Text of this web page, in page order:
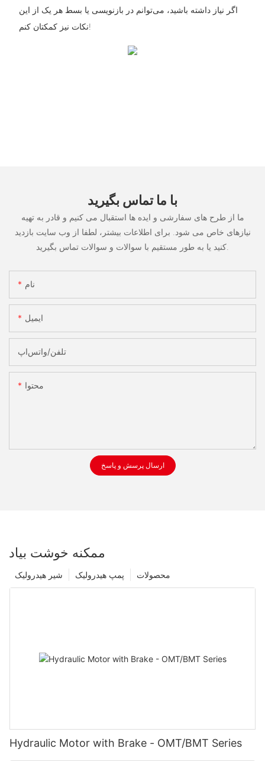
اگر نیاز داشته باشید، می‌توانم در بازنویسی یا بسط هر یک از این
نکات نیز کمکتان کنم!
با ما تماس بگیرید
ما از طرح های سفارشی و ایده ها استقبال می کنیم و قادر به تهیه
نیازهای خاص می شود. برای اطلاعات بیشتر، لطفا از وب سایت بازدید
نام
ایمیل
تلفن/واتس‌اپ
محتوا
ارسال پرسش و پاسخ
ممکنه خوشت بیاد
محصولات پمپ هیدرولیک شیر هیدرولیک
Hydraulic Motor with Brake - OMT/BMT Series